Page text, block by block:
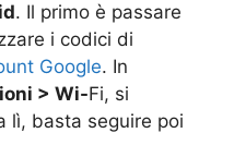
. Il primo è passare
i codici di
Google. In
> Wi-Fi, si
lì, basta seguire poi